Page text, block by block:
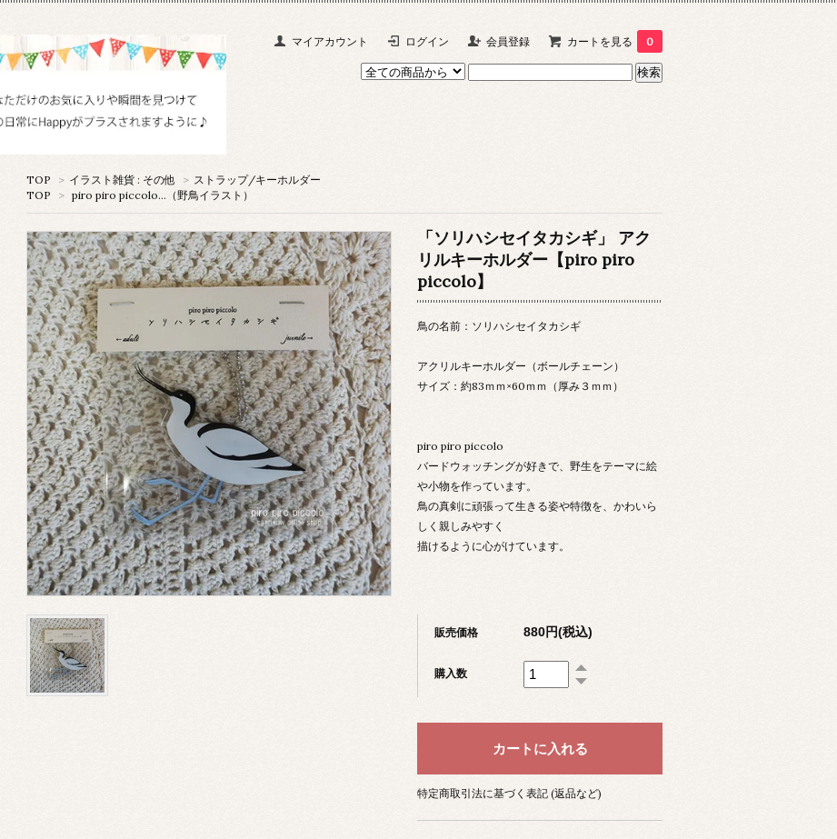
マイアカウント ログイン 会員登録 カートを見る 0
TOP > イラスト雑貨 : その他 > ストラップ/キーホルダー
TOP
> piro piro piccolo…（野鳥イラスト）
「ソリハシセイタカシギ」 アク
リルキーホルダー【piro piro
piccolo】
鳥の名前：ソリハシセイタカシギ
アクリルキーホルダー（ボールチェーン）
サイズ：約83ｍｍ×60ｍｍ（厚み３ｍｍ）
piro piro piccolo
バードウォッチングが好きで、野生をテーマに絵
や小物を作っています。
鳥の真剣に頑張って生きる姿や特徴を、かわいら
しく親しみやすく
描けるように心がけています。
販売価格 880円(税込)
購入数
特定商取引法に基づく表記 (返品など)